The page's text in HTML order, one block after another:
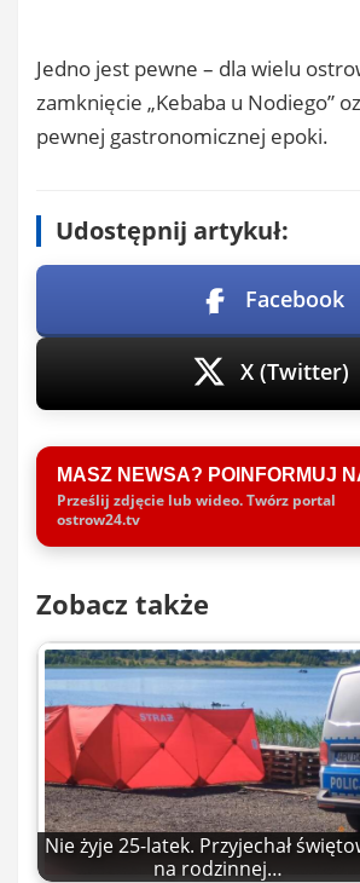
Jedno jest pewne – dla wielu
zamknięcie „Kebaba u Nodiego”
pewnej gastronomicznej epoki.
Udostępnij artykuł:
Facebook
X (Twitter)
MASZ NEWSA? POINFORMUJ
Prześlij zdjęcie lub wideo. Twórz portal
ostrow24.tv
Zobacz także
Nie żyje 25-latek. Przyjechał
na rodzinnej…